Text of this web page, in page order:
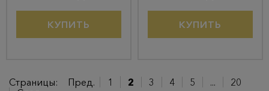
КУПИТЬ КУПИТЬ
Страницы: Пред. 1 2 3 4 5 ...
20